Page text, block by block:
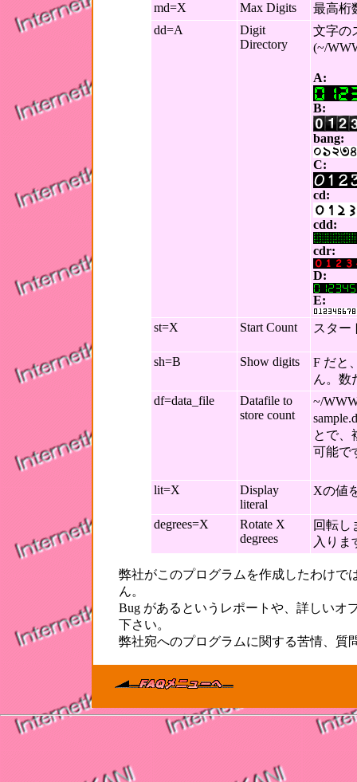
md=X
Max Digits
最高桁
dd=A
Digit
Directory
文字の
(~/
A:
B:
bang:
C:
cd:
cdd:
cdr:
D:
E:
st=X
Start Count スター
sh=B Show digits
F だと
ん。数
df=data_file
Datafile to
store count
~/
とで、
可能で
lit=X
Display
literal
Xの値
degrees=X
Rotate X
degrees
回転し
入りま
弊社がこのプログラムを作成したわけで
ん。
Bug があるというレポートや、詳しいオ
下さい。
弊社宛へのプログラムに関する苦情、質